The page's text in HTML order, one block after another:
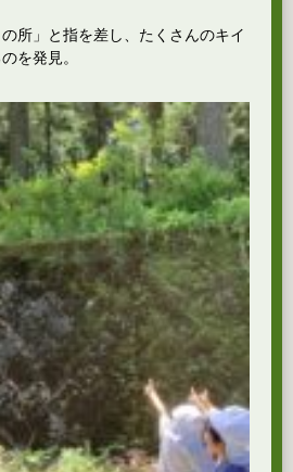
所」と指を差し、たくさんのキイ
を発見。